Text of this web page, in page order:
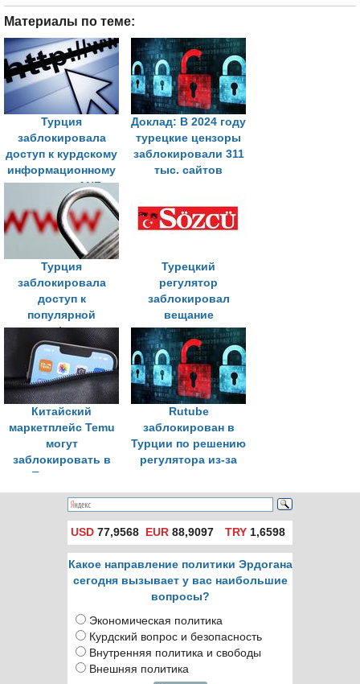
Материалы по теме:
Турция
заблокировала
доступ к курдскому
информационному
агентству ANF,
ссылаясь на
нацбезопасность
Доклад: В 2024 году
турецкие цензоры
заблокировали 311
тыс. сайтов
Турция
заблокировала
доступ к
популярной
платформе
пищевой
безопасности
Турецкий
регулятор
заблокировал
вещание
оппозиционного
телеканала на 10
дней
Китайский
маркетплейс Temu
могут
заблокировать в
Турции по
юридическим
причинам
Rutube
заблокирован в
Турции по решению
регулятора из-за
USD 77,9568 EUR 88,9097 TRY1,6598
Какое направление политики Эрдогана
сегодня вызывает у вас наибольшие
вопросы?
Экономическая политика
Курдский вопрос и безопасность
Внутренняя политика и свободы
Внешняя политика